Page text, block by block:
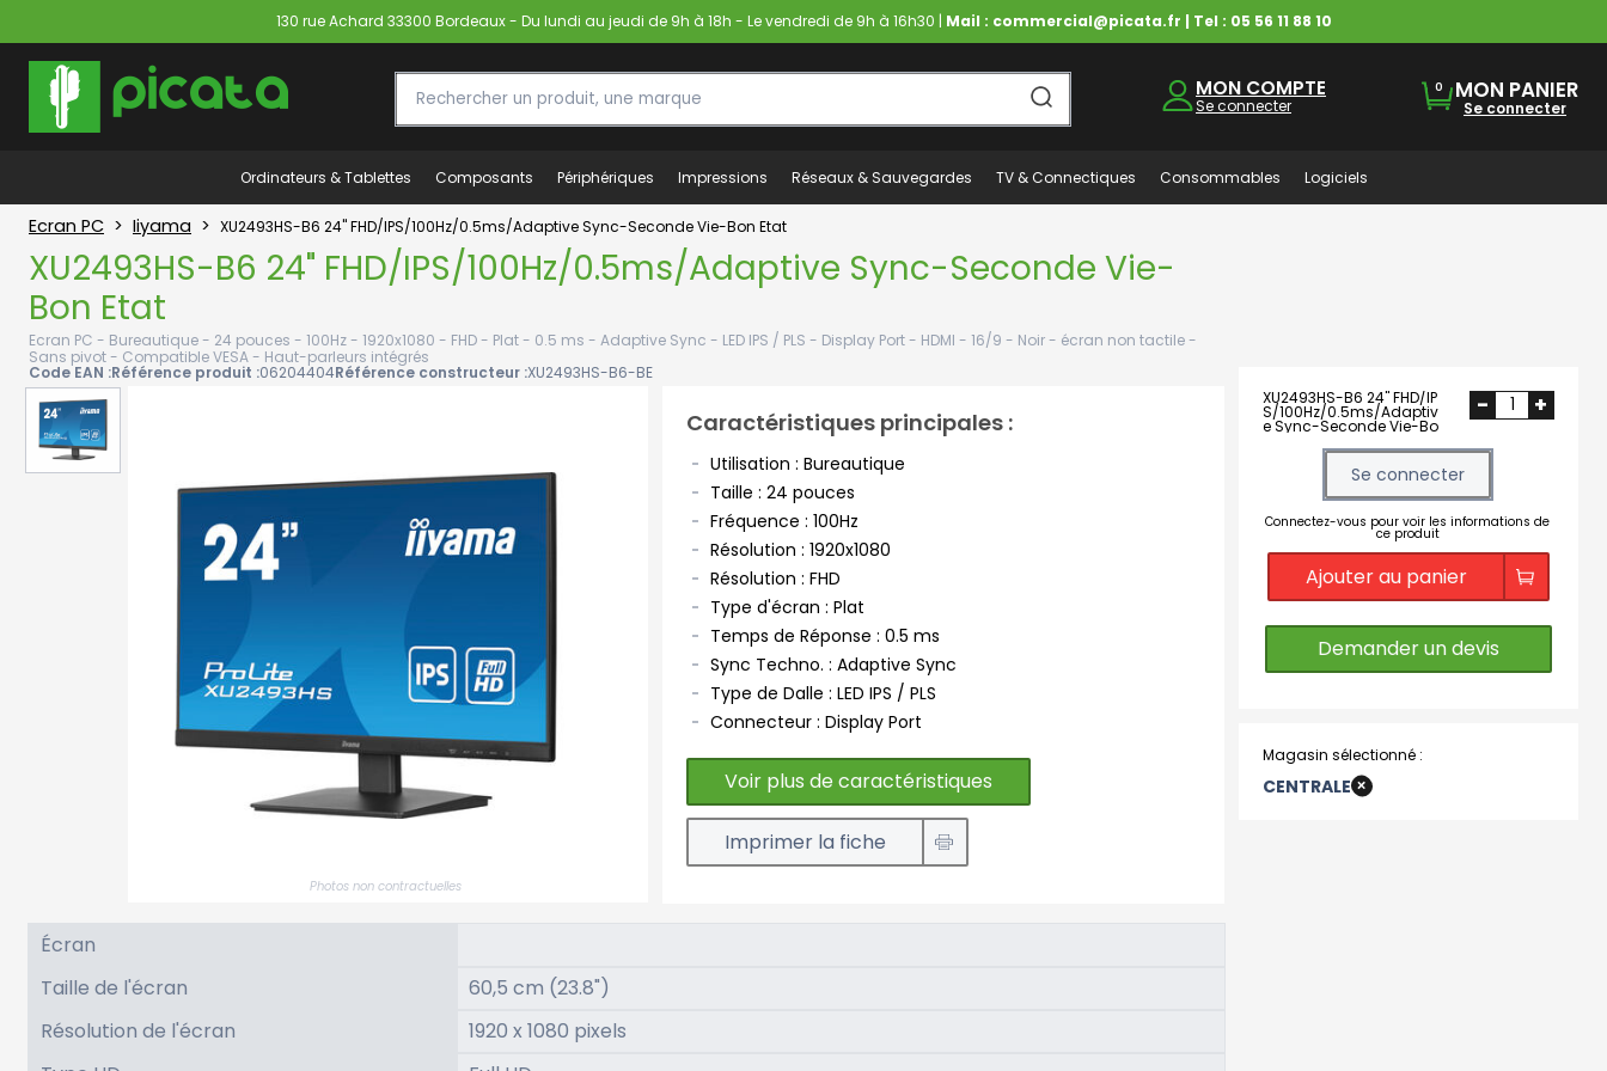
130 rue Achard 33300 Bordeaux - Du lundi au jeudi de 9h à 18h - Le vendredi de 9h à 16h30 | Mail : commercial@picata.fr | Tel : 05 56 11 88 10
MON COMPTE
Se connecter
0 MON PANIER
Se connecter
Ordinateurs & Tablettes Composants Périphériques Impressions Réseaux & Sauvegardes TV & Connectiques Consommables Logiciels
Ecran PC > Iiyama > XU2493HS-B6 24" FHD/IPS/100Hz/0.5ms/Adaptive Sync-Seconde Vie-Bon Etat
XU2493HS-B6 24" FHD/IPS/100Hz/0.5ms/Adaptive Sync-Seconde Vie-
Bon Etat
Ecran PC - Bureautique - 24 pouces - 100Hz - 1920x1080 - FHD - Plat - 0.5 ms - Adaptive Sync - LED IPS / PLS - Display Port - HDMI - 16/9 - Noir - écran non tactile -
Sans pivot - Compatible VESA - Haut-parleurs intégrés
Code EAN :Référence produit :06204404Référence constructeur :XU2493HS-B6-BE
Photos non contractuelles
Caractéristiques principales :
Utilisation : Bureautique
Taille : 24 pouces
Fréquence : 100Hz
Résolution : 1920x1080
Résolution : FHD
Type d'écran : Plat
Temps de Réponse : 0.5 ms
Sync Techno. : Adaptive Sync
Type de Dalle : LED IPS / PLS
Connecteur : Display Port
Voir plus de caractéristiques
Imprimer la fiche
Écran
Taille de l'écran
60,5 cm (23.8")
Résolution de l'écran
1920 x 1080 pixels
XU2493HS-B6 24" FHD/IP
S/100Hz/0.5ms/Adaptiv
e Sync-Seconde Vie-Bo
- +
Se connecter
Connectez-vous pour voir les informations de
ce produit
Ajouter au panier
Demander un devis
Magasin sélectionné :
CENTRALE+